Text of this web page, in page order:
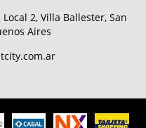
2, Villa Ballester, San
Aires